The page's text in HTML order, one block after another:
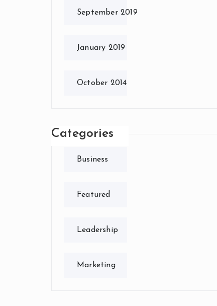
September 2019
January 2019
October 2014
Categories
Business
Featured
Leadership
Marketing